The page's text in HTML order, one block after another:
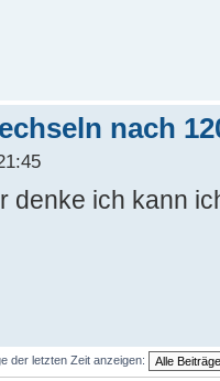
nach
denke ich kann
der letzten Zeit anzeigen: